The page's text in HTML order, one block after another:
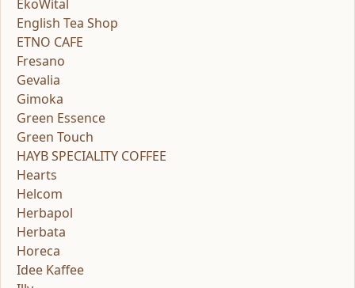
EkoWital
English Tea Shop
ETNO CAFE
Fresano
Gevalia
Gimoka
Green Essence
Green Touch
HAYB SPECIALITY COFFEE
Hearts
Helcom
Herbapol
Herbata
Horeca
Idee Kaffee